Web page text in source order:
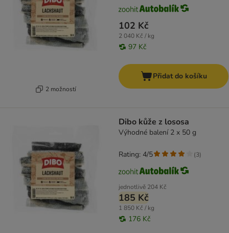
2 možností
102 Kč
2 040 Kč / kg
97 Kč
Přidat do košíku
Dibo kůže z lososa
Výhodné balení 2 x 50 g
jednotlivě 204 Kč
185 Kč
1 850 Kč / kg
176 Kč
Rating: 4/5 (3)